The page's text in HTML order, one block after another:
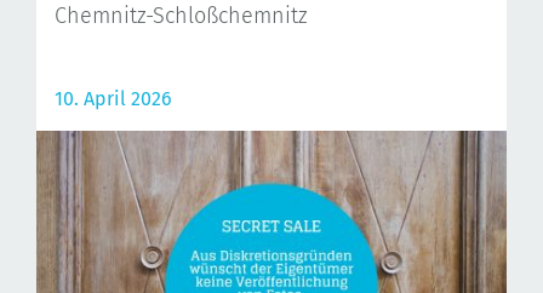
Chemnitz-Schloßchemnitz
10. April 2026